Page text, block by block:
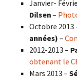
Janvier-
Dilsen –
Octobre 2013
années) –
2012-2013 –
obtenant le
Mars 2013 –